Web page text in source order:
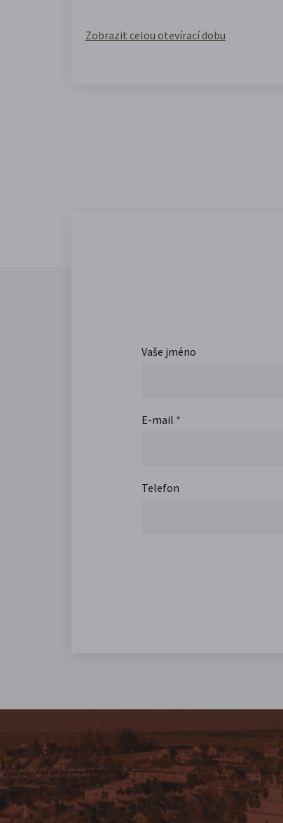
Zobrazit celou otevírací dobu
Vaše jméno
E-mail *
Telefon